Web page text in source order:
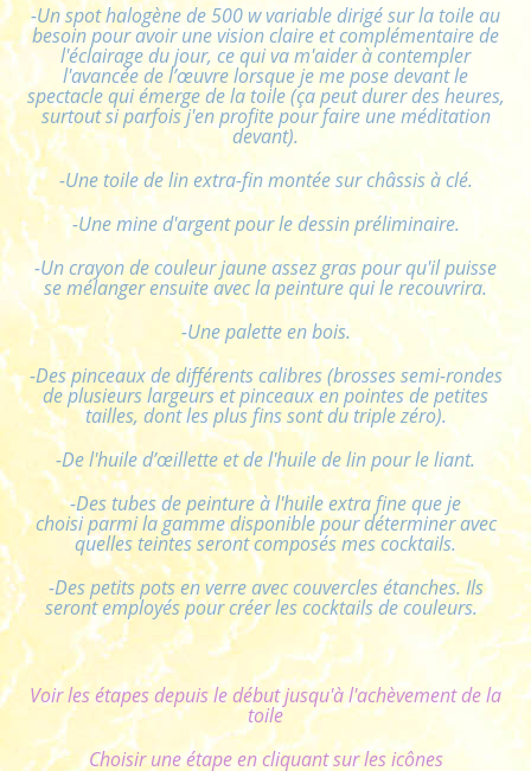
-Un spot halogène de 500 w variable dirigé sur la toile au
besoin pour avoir une vision claire et complémentaire de
l'éclairage du jour, ce qui va m'aider à contempler
l'avancée de l’œuvre lorsque je me pose devant le
spectacle qui émerge de la toile (ça peut durer des heures,
surtout si parfois j'en profite pour faire une méditation
devant).
-Une toile de lin extra-fin montée sur châssis à clé.
-Une mine d'argent pour le dessin préliminaire.
-Un crayon de couleur jaune assez gras pour qu'il puisse
se mélanger ensuite avec la peinture qui le recouvrira.
-Une palette en bois.
-Des pinceaux de différents calibres (brosses semi-rondes
de plusieurs largeurs et pinceaux en pointes de petites
tailles, dont les plus fins sont du triple zéro).
-De l'huile d’œillette et de l'huile de lin pour le liant.
-Des tubes de peinture à l'huile extra fine que je
choisi parmi la gamme disponible pour déterminer avec
quelles teintes seront composés mes cocktails.
-Des petits pots en verre avec couvercles étanches. Ils
seront employés pour créer les cocktails de couleurs.
Voir les étapes depuis le début jusqu'à l'achèvement de la
toile
Choisir une étape en cliquant sur les icônes